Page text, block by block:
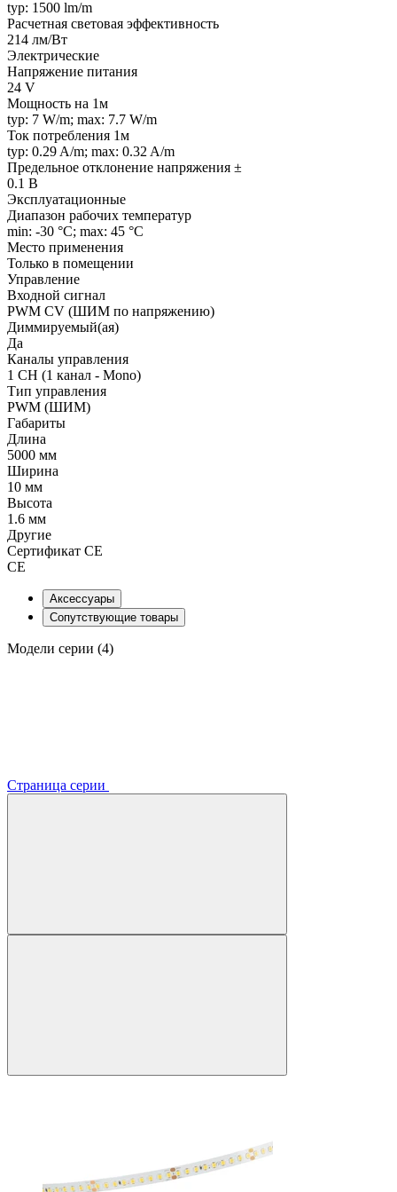
typ: 1500 lm/m
Расчетная световая эффективность
214 лм/Вт
Электрические
Напряжение питания
24 V
Мощность на 1м
typ: 7 W/m; max: 7.7 W/m
Ток потребления 1м
typ: 0.29 A/m; max: 0.32 A/m
Предельное отклонение напряжения ±
0.1 В
Эксплуатационные
Диапазон рабочих температур
min: -30 °C; max: 45 °C
Место применения
Только в помещении
Управление
Входной сигнал
PWM СV (ШИМ по напряжению)
Диммируемый(ая)
Да
Каналы управления
1 CH (1 канал - Mono)
Тип управления
PWM (ШИМ)
Габариты
Длина
5000 мм
Ширина
10 мм
Высота
1.6 мм
Другие
Сертификат CE
CE
Аксессуары
Сопутствующие товары
Модели серии (4)
Страница серии